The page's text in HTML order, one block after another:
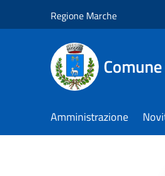
Regione Marche
Amministrazione